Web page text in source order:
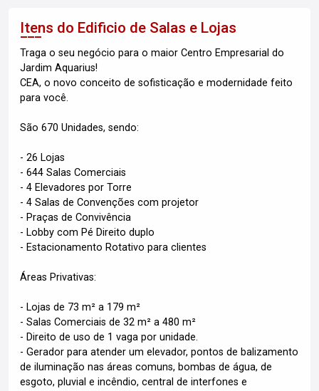
Itens do Edificio de Salas e Lojas
Traga o seu negócio para o maior Centro Empresarial do
Jardim Aquarius!
CEA, o novo conceito de sofisticação e modernidade feito
para você.
São 670 Unidades, sendo:
- 26 Lojas
- 644 Salas Comerciais
- 4 Elevadores por Torre
- 4 Salas de Convenções com projetor
- Praças de Convivência
- Lobby com Pé Direito duplo
- Estacionamento Rotativo para clientes
Áreas Privativas:
- Lojas de 73 m² a 179 m²
- Salas Comerciais de 32 m² a 480 m²
- Direito de uso de 1 vaga por unidade.
- Gerador para atender um elevador, pontos de balizamento
de iluminação nas áreas comuns, bombas de água, de
esgoto, pluvial e incêndio, central de interfones e